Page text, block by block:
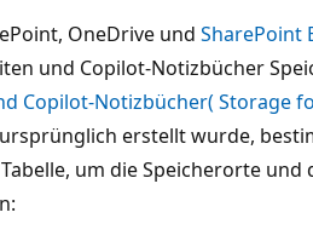
OneDrive und SharePoint
und Copilot-Notizbücher
Copilot-Notizbücher( Storage
erstellt wurde,
um die Speicherorte